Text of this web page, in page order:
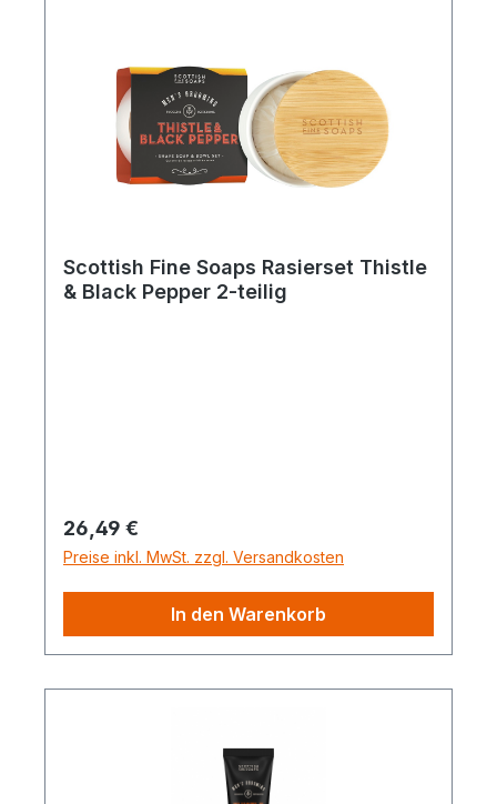
Scottish Fine Soaps Rasierset Thistle
& Black Pepper 2-teilig
Regulärer Preis:
26,49 €
Preise inkl. MwSt. zzgl. Versandkosten
In den Warenkorb